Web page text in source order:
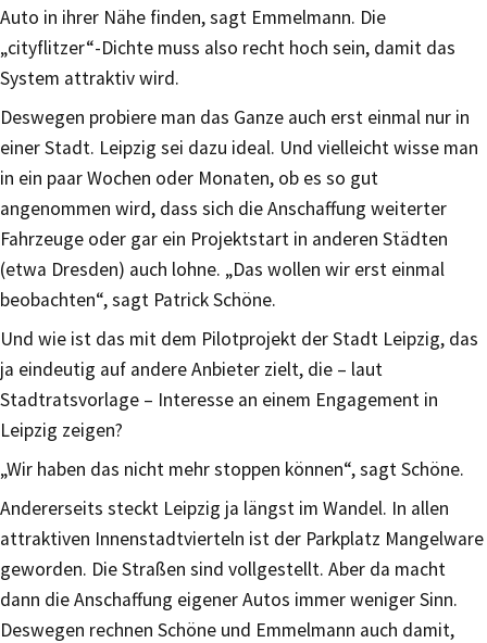
Auto in ihrer Nähe finden, sagt Emmelmann. Die
„cityflitzer“-Dichte muss also recht hoch sein, damit das
System attraktiv wird.
Deswegen probiere man das Ganze auch erst einmal nur in
einer Stadt. Leipzig sei dazu ideal. Und vielleicht wisse man
in ein paar Wochen oder Monaten, ob es so gut
angenommen wird, dass sich die Anschaffung weiterter
Fahrzeuge oder gar ein Projektstart in anderen Städten
(etwa Dresden) auch lohne. „Das wollen wir erst einmal
beobachten“, sagt Patrick Schöne.
Und wie ist das mit dem Pilotprojekt der Stadt Leipzig, das
ja eindeutig auf andere Anbieter zielt, die – laut
Stadtratsvorlage – Interesse an einem Engagement in
Leipzig zeigen?
„Wir haben das nicht mehr stoppen können“, sagt Schöne.
Andererseits steckt Leipzig ja längst im Wandel. In allen
attraktiven Innenstadtvierteln ist der Parkplatz Mangelware
geworden. Die Straßen sind vollgestellt. Aber da macht
dann die Anschaffung eigener Autos immer weniger Sinn.
Deswegen rechnen Schöne und Emmelmann auch damit,